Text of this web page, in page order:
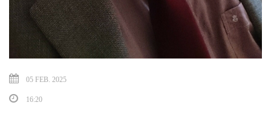
05 FEB. 2025
16:20